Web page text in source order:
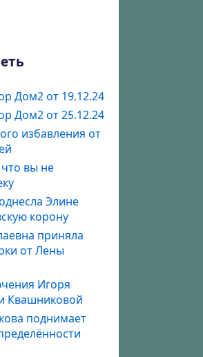
Дом2 от 19.12.24
Дом2 от 25.12.24
избавления от
вы не
Элине
корону
приняла
от Лены
Игоря
Квашниковой
поднимает